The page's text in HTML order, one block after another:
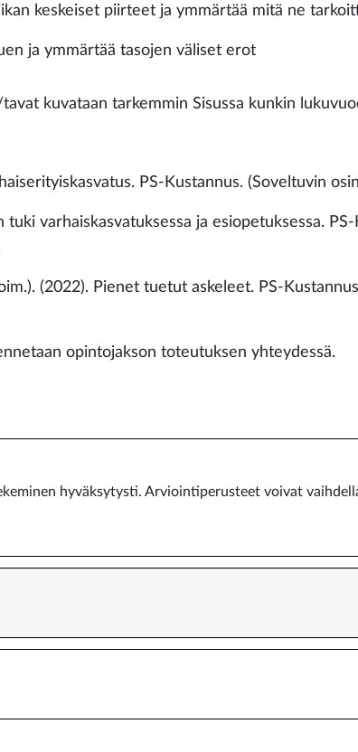
keskeiset piirteet ja ymmärtää mitä ne
ja ymmärtää tasojen väliset erot
kuvataan tarkemmin Sisussa kunkin
PS-Kustannus. (Soveltuvin
tuki varhaiskasvatuksessa ja esiopetuksessa.
(2022). Pienet tuetut askeleet. PS-
opintojakson toteutuksen yhteydessä.
hyväksytysti. Arviointiperusteet voivat